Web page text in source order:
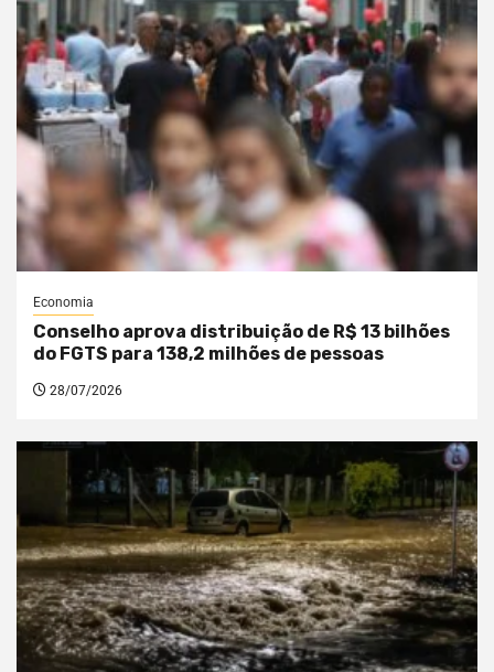
Economia
Conselho aprova distribuição de R$ 13 bilhões
do FGTS para 138,2 milhões de pessoas
28/07/2026